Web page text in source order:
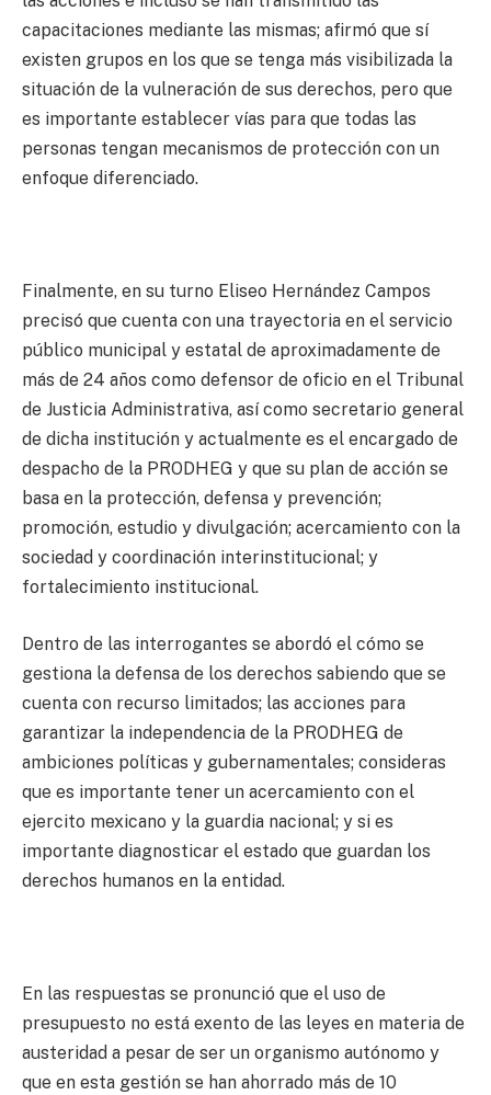
capacitaciones mediante las mismas; afirmó que sí
existen grupos en los que se tenga más visibilizada la
situación de la vulneración de sus derechos, pero que
es importante establecer vías para que todas las
personas tengan mecanismos de protección con un
enfoque diferenciado.
Finalmente, en su turno Eliseo Hernández Campos
precisó que cuenta con una trayectoria en el servicio
público municipal y estatal de aproximadamente de
más de 24 años como defensor de oficio en el Tribunal
de Justicia Administrativa, así como secretario general
de dicha institución y actualmente es el encargado de
despacho de la PRODHEG y que su plan de acción se
basa en la protección, defensa y prevención;
promoción, estudio y divulgación; acercamiento con la
sociedad y coordinación interinstitucional; y
fortalecimiento institucional.
Dentro de las interrogantes se abordó el cómo se
gestiona la defensa de los derechos sabiendo que se
cuenta con recurso limitados; las acciones para
garantizar la independencia de la PRODHEG de
ambiciones políticas y gubernamentales; consideras
que es importante tener un acercamiento con el
ejercito mexicano y la guardia nacional; y si es
importante diagnosticar el estado que guardan los
derechos humanos en la entidad.
En las respuestas se pronunció que el uso de
presupuesto no está exento de las leyes en materia de
austeridad a pesar de ser un organismo autónomo y
que en esta gestión se han ahorrado más de 10